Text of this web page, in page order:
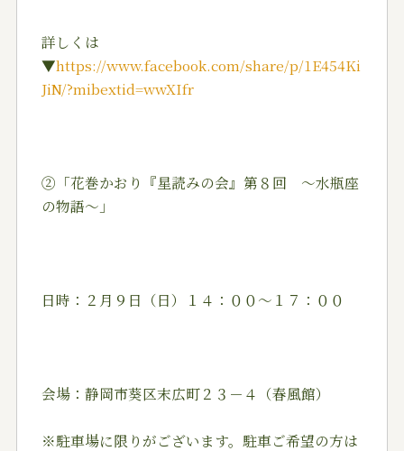
詳しくは
▼https://www.facebook.com/share/p/1E454Ki
JiN/?mibextid=wwXIfr
②「花巻かおり『星読みの会』第８回 ～水瓶座
の物語～」
日時：２月９日（日）１４：００～１７：００
会場：静岡市葵区末広町２３－４（春風館）
※駐車場に限りがございます。駐車ご希望の方は